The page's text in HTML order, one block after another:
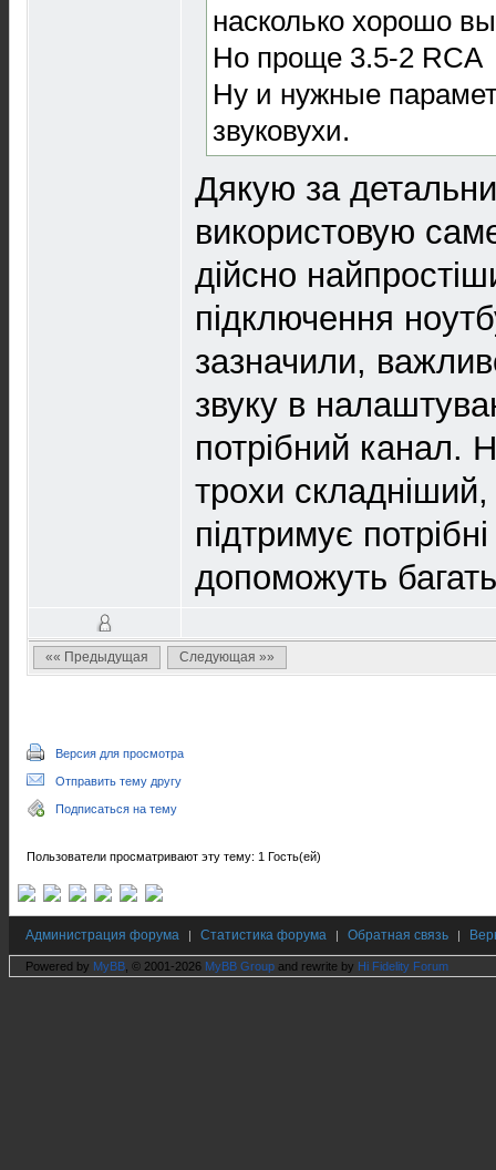
насколько хорошо
Но проще 3.5-2 RCA
Ну и нужные
звуковухи.
Дякую за
використовую
дійсно
підключення
зазначили,
звуку в
потрібний канал.
трохи
підтримує
допоможуть
«« Предыдущая Следующая »»
Версия для просмотра
Отправить тему другу
Подписаться на тему
Пользователи просматривают эту тему: 1 Гость(ей)
Администрация форума | Статистика форума | Обратная связь |
Powered by MyBB , © 2001-2026 MyBB Group and rewrite by Hi Fidelity Forum